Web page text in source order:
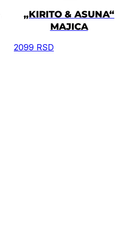
„KIRITO & ASUNA“
MAJICA
2099 RSD